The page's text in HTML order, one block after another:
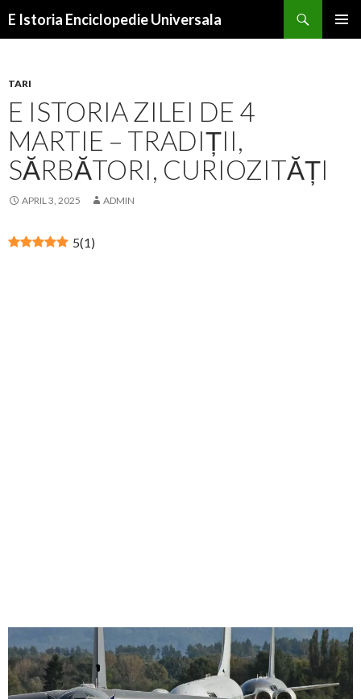
E Istoria Enciclopedie Universala
TARI
E ISTORIA ZILEI DE 4
MARTIE – TRADIȚII,
SĂRBĂTORI, CURIOZITĂȚI
APRIL 3, 2025 ADMIN
5(1)